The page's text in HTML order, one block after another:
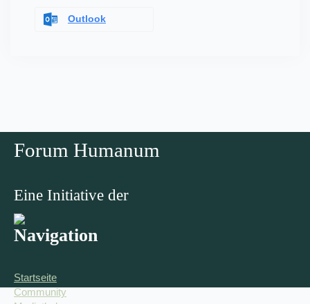
Outlook
Forum Humanum
Eine Initiative der
Navigation
Startseite
Community